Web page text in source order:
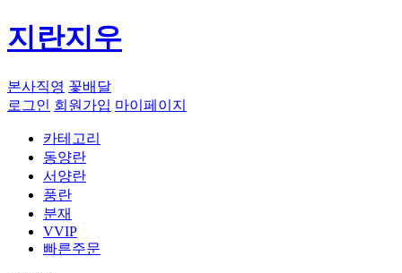
지란지우
본사직영 꽃배달
로그인 회원가입 마이페이지
카테고리
동양란
서양란
풍란
분재
VVIP
빠른주문